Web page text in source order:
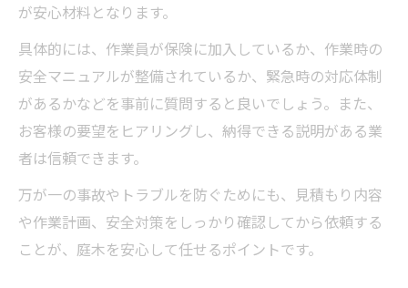
が安心材料となります。
具体的には、作業員が保険に加入しているか、作業時の
安全マニュアルが整備されているか、緊急時の対応体制
があるかなどを事前に質問すると良いでしょう。また、
お客様の要望をヒアリングし、納得できる説明がある業
者は信頼できます。
万が一の事故やトラブルを防ぐためにも、見積もり内容
や作業計画、安全対策をしっかり確認してから依頼する
ことが、庭木を安心して任せるポイントです。